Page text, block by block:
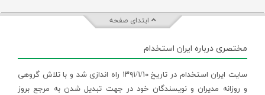
ابتدای صفحه
مختصری درباره ایران استخدام
سایت ایران استخدام در تاریخ ۱۳۹۱/۱/۱۰ راه اندازی شد و با تلاش گروهی
و روزانه مدیران و نویسندگان خود در جهت تبدیل شدن به مرجع بروز